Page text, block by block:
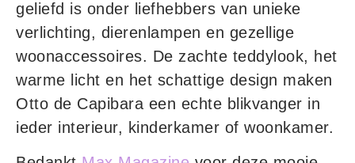
geliefd is onder liefhebbers van unieke
verlichting, dierenlampen en gezellige
woonaccessoires. De zachte teddylook, het
warme licht en het schattige design maken
Otto de Capibara een echte blikvanger in
ieder interieur, kinderkamer of woonkamer.